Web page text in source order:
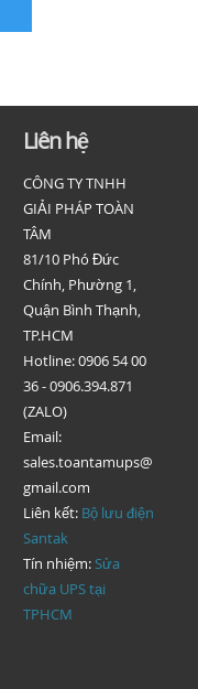
Liên hệ
CÔNG TY TNHH
GIẢI PHÁP TOÀN
TÂM
81/10 Phó Đức
Chính, Phường 1,
Quận Bình Thạnh,
TP.HCM
Hotline: 0906 54 00
36 - 0906.394.871
(ZALO)
Email:
sales.toantamups@
gmail.com
Liên kết: Bộ lưu điện
Santak
Tín nhiệm:Sửa
chữa UPS tại
TPHCM